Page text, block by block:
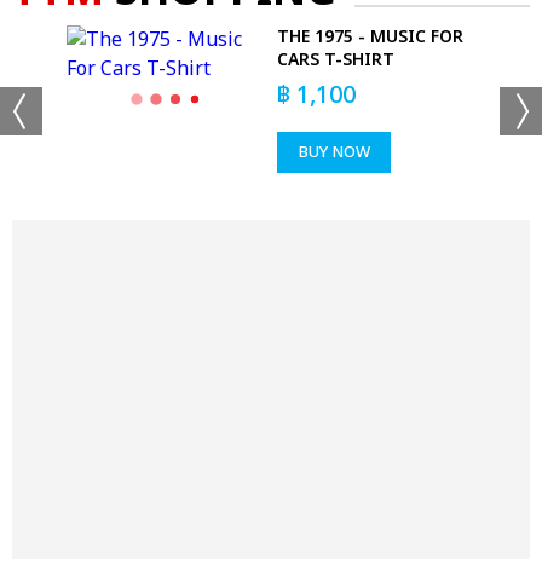
THE 1975 - MUSIC FOR
CARS T-SHIRT
฿ 1,100
BUY NOW